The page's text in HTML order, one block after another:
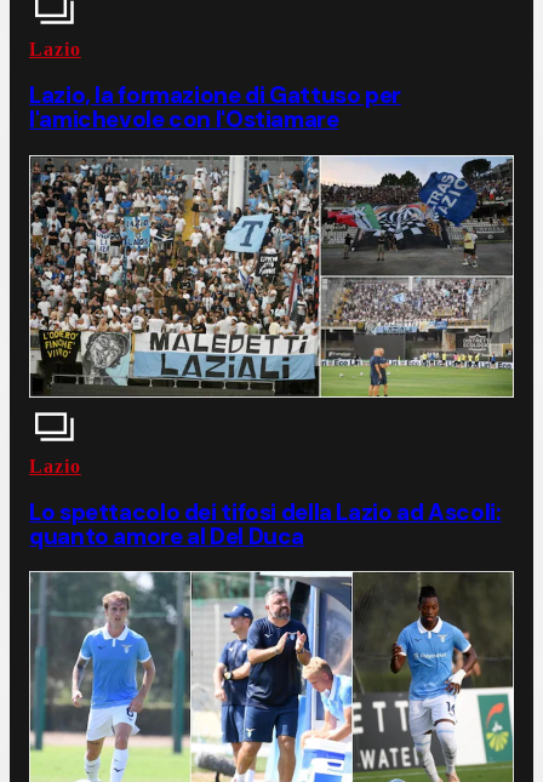
Lazio
Lazio, la formazione di Gattuso per
l'amichevole con l'Ostiamare
Lazio
Lo spettacolo dei tifosi della Lazio ad Ascoli:
quanto amore al Del Duca